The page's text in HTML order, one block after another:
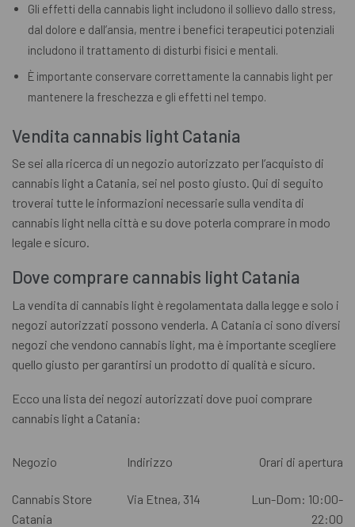
Gli effetti della cannabis light includono il sollievo dallo stress,
dal dolore e dall’ansia, mentre i benefici terapeutici potenziali
includono il trattamento di disturbi fisici e mentali.
È importante conservare correttamente la cannabis light per
mantenere la freschezza e gli effetti nel tempo.
Vendita cannabis light Catania
Se sei alla ricerca di un negozio autorizzato per l’acquisto di
cannabis light a Catania, sei nel posto giusto. Qui di seguito
troverai tutte le informazioni necessarie sulla vendita di
cannabis light nella città e su dove poterla comprare in modo
legale e sicuro.
Dove comprare cannabis light Catania
La vendita di cannabis light è regolamentata dalla legge e solo i
negozi autorizzati possono venderla. A Catania ci sono diversi
negozi che vendono cannabis light, ma è importante scegliere
quello giusto per garantirsi un prodotto di qualità e sicuro.
Ecco una lista dei negozi autorizzati dove puoi comprare
cannabis light a Catania:
Negozio Indirizzo Orari di apertura
Cannabis Store
Catania
Via Etnea, 314
Lun-Dom: 10:00-
22:00